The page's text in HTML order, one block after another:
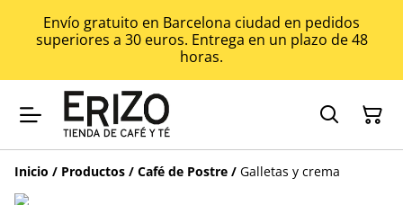
Envío gratuito en Barcelona ciudad en pedidos
superiores a 30 euros. Entrega en un plazo de 48
horas.
Inicio / Productos / Café de Postre / Galletas y crema